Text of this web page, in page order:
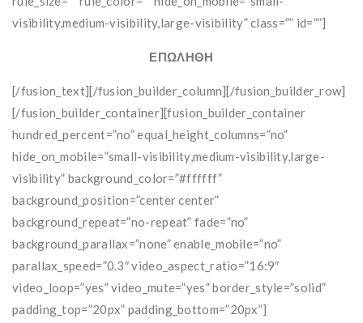
visibility,medium-visibility,large-visibility” class=”” id=””]
ΕΠΩΛΗΘΗ
[/fusion_text][/fusion_builder_column][/fusion_builder_row]
[/fusion_builder_container][fusion_builder_container
hundred_percent=”no” equal_height_columns=”no”
hide_on_mobile=”small-visibility,medium-visibility,large-
visibility” background_color=”#ffffff”
background_position=”center center”
background_repeat=”no-repeat” fade=”no”
background_parallax=”none” enable_mobile=”no”
parallax_speed=”0.3″ video_aspect_ratio=”16:9″
video_loop=”yes” video_mute=”yes” border_style=”solid”
padding_top=”20px” padding_bottom=”20px”]